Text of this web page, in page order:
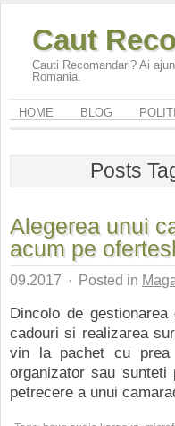
Caut
Cauti Recomandari? Ai
Romania.
HOME BLOG
Posts
Alegerea unui
acum pe
09.2017 · Posted in
Dincolo de
cadouri si realizarea
vin la pachet cu
organizator sau
petrecere a unui